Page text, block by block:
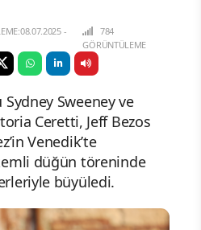
-
784
GÖRÜNTÜLEME
Sweeney ve
Ceretti, Jeff Bezos
Venedik’te
düğün töreninde
büyüledi.